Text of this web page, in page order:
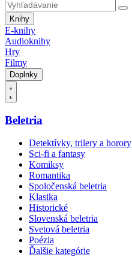
Knihy
E-knihy
Audioknihy
Hry
Filmy
Doplnky
Beletria
Detektívky, trilery a horory
Sci-fi a fantasy
Komiksy
Romantika
Spoločenská beletria
Klasika
Historické
Slovenská beletria
Svetová beletria
Poézia
Ďalšie kategórie